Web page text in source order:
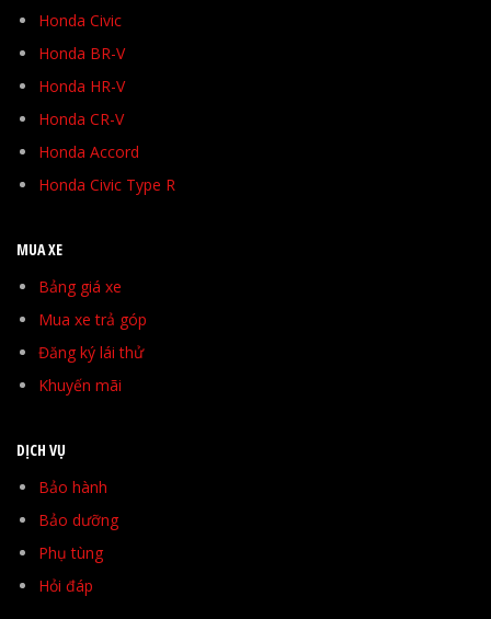
Honda Civic
Honda BR-V
Honda HR-V
Honda CR-V
Honda Accord
Honda Civic Type R
MUA XE
Bảng giá xe
Mua xe trả góp
Đăng ký lái thử
Khuyến mãi
DỊCH VỤ
Bảo hành
Bảo dưỡng
Phụ tùng
Hỏi đáp